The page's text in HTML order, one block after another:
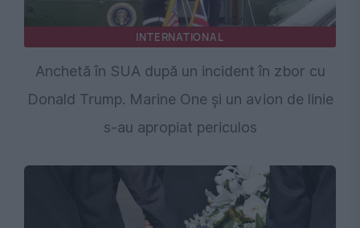
INTERNATIONAL
Anchetă în SUA după un incident în zbor cu
Donald Trump. Marine One și un avion de linie
s-au apropiat periculos